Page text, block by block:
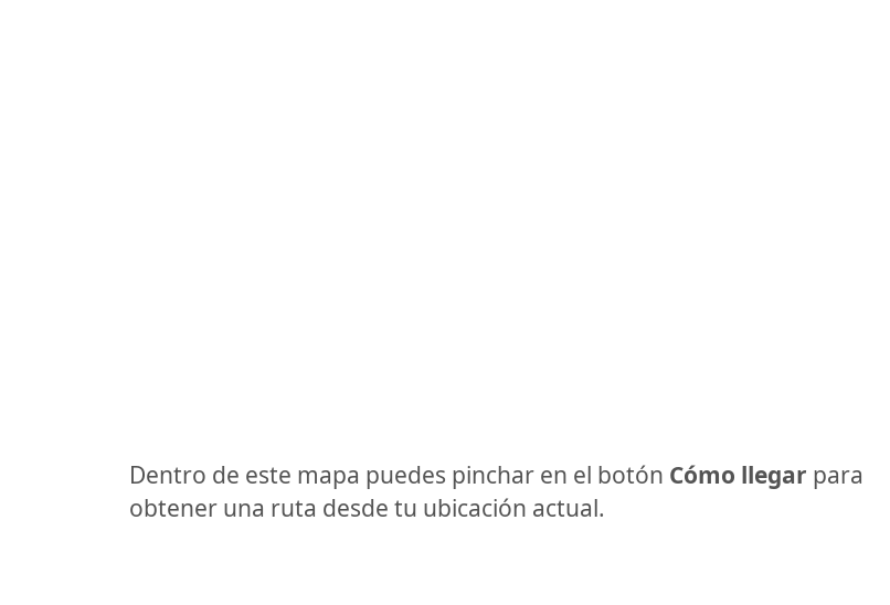
Dentro de este mapa puedes pinchar en el botón Cómo llegar para
obtener una ruta desde tu ubicación actual.